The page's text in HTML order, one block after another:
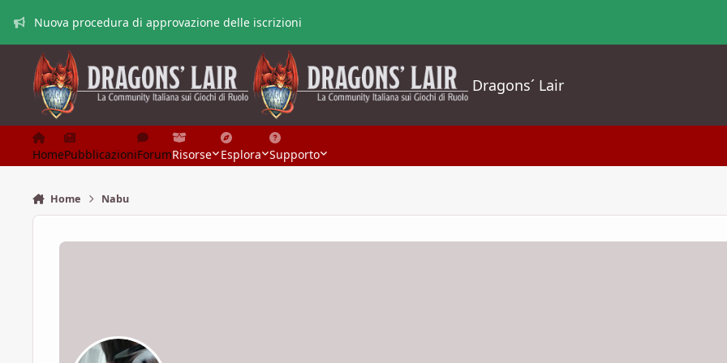
Nuova procedura di approvazione delle iscrizioni
Dragons´ Lair
HomePubblicazioniForumRisorse Esplora Supporto
Home Nabu